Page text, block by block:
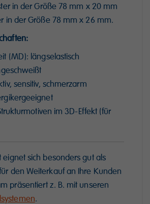
in der Größe 78 mm x 20 mm
in der Größe 78 mm x 26 mm.
(MD): längselastisch
sensitiv, schmerzarm
im 3D-Effekt (für
eignet sich besonders gut als
den Weiterkauf an Ihre Kunden
präsentiert z. B. mit unseren
.